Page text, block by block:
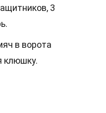
3
в ворота
клюшку.